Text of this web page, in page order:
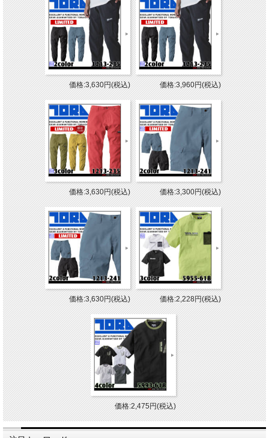
価格:3,630円(税込) 価格:3,960円(税込)
価格:3,630円(税込) 価格:3,300円(税込)
価格:3,630円(税込) 価格:2,228円(税込)
価格:2,475円(税込)